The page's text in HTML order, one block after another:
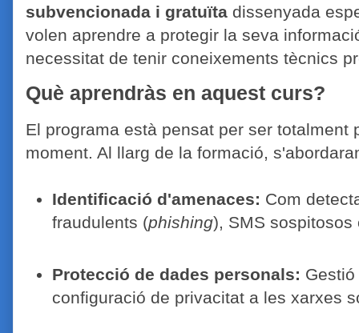
subvencionada i gratuïta dissenyada
volen aprendre a protegir la seva
necessitat de tenir coneixements tècnics
Què aprendràs en aquest curs?
El programa està pensat per ser totalment
moment. Al llarg de la formació,
Identificació d'amenaces: Com
fraudulents (phishing), SMS sospitosos
Protecció de dades personals:
configuració de privacitat a les xarxes